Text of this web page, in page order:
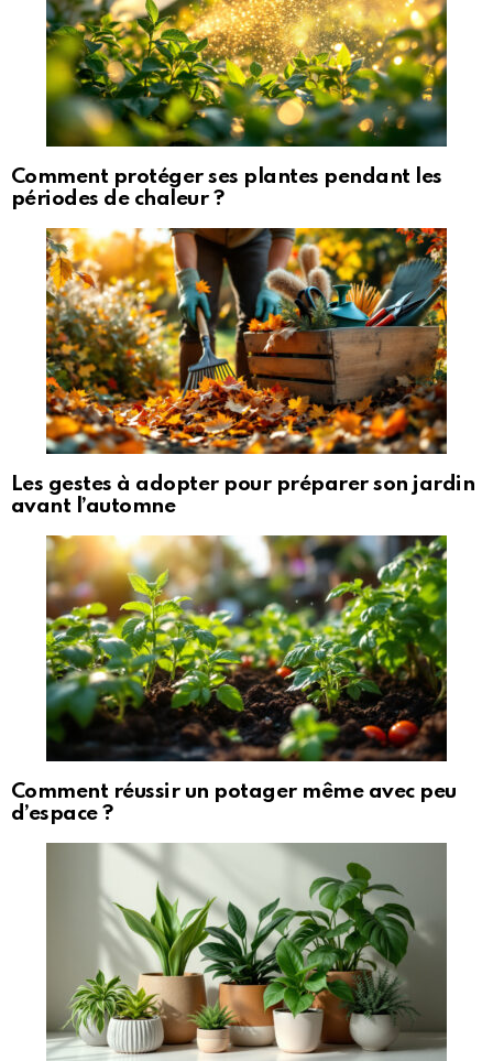
Comment protéger ses plantes pendant les
périodes de chaleur ?
Les gestes à adopter pour préparer son jardin
avant l’automne
Comment réussir un potager même avec peu
d’espace ?